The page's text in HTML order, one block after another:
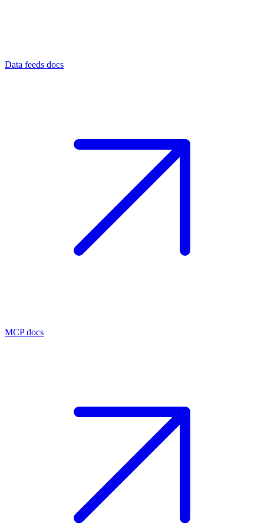
Data feeds docs
MCP docs